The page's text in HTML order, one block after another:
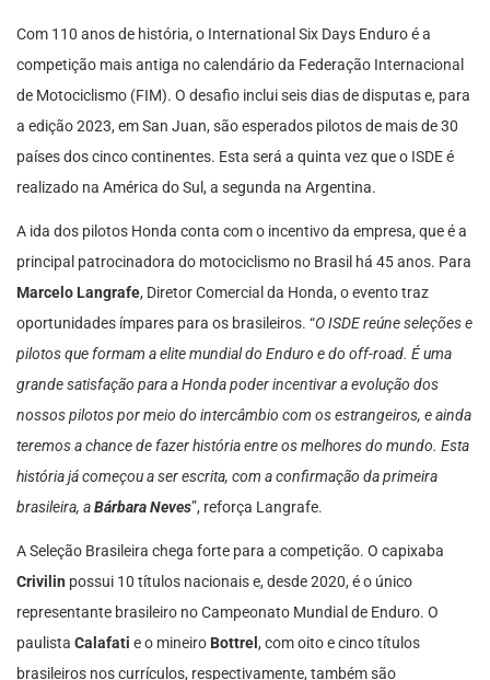
Com 110 anos de história, o International Six Days Enduro é a
competição mais antiga no calendário da Federação Internacional
de Motociclismo (FIM). O desafio inclui seis dias de disputas e, para
a edição 2023, em San Juan, são esperados pilotos de mais de 30
países dos cinco continentes. Esta será a quinta vez que o ISDE é
realizado na América do Sul, a segunda na Argentina.
A ida dos pilotos Honda conta com o incentivo da empresa, que é a
principal patrocinadora do motociclismo no Brasil há 45 anos. Para
Marcelo Langrafe, Diretor Comercial da Honda, o evento traz
oportunidades ímpares para os brasileiros. “O ISDE reúne seleções e
pilotos que formam a elite mundial do Enduro e do off-road. É uma
grande satisfação para a Honda poder incentivar a evolução dos
nossos pilotos por meio do intercâmbio com os estrangeiros, e ainda
teremos a chance de fazer história entre os melhores do mundo. Esta
história já começou a ser escrita, com a confirmação da primeira
brasileira, aBárbara Neves”, reforça Langrafe.
A Seleção Brasileira chega forte para a competição. O capixaba
Crivilin possui 10 títulos nacionais e, desde 2020, é o único
representante brasileiro no Campeonato Mundial de Enduro. O
paulista Calafati e o mineiro Bottrel , com oito e cinco títulos
brasileiros nos currículos, respectivamente, também são